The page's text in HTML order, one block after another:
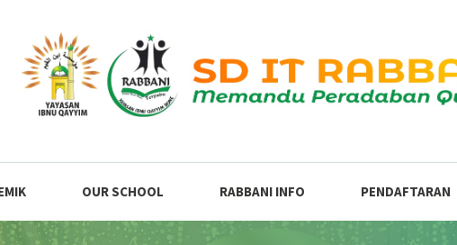
OUR SCHOOL RABBANI INFO PENDAFTARAN